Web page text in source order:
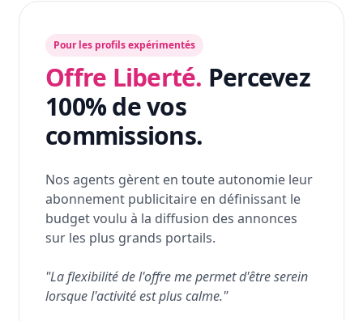
Pour les profils expérimentés
Offre Liberté. Percevez
100% de vos
commissions.
Nos agents gèrent en toute autonomie leur
abonnement publicitaire en définissant le
budget voulu à la diffusion des annonces
sur les plus grands portails.
"La flexibilité de l'offre me permet d'être serein
lorsque l'activité est plus calme."